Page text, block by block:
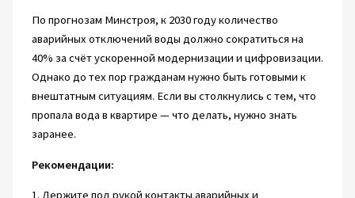
По прогнозам Минстроя, к 2030 году количество
аварийных отключений воды должно сократиться на
40% за счёт ускоренной модернизации и цифровизации.
Однако до тех пор гражданам нужно быть готовыми к
внештатным ситуациям. Если вы столкнулись с тем, что
пропала вода в квартире — что делать, нужно знать
заранее.
Рекомендации:
1. Держите под рукой контакты аварийных и